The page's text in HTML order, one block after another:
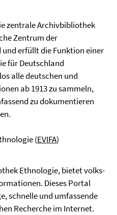
zentrale Archivbibliothek
Zentrum der
erfüllt die Funktion einer
für Deutschland
alle deutschen und
ab 1913 zu sammeln,
zu dokumentieren
(EVIFA)
Ethnologie, bietet volks-
Dieses Portal
schnelle und umfassende
Recherche im Internet.